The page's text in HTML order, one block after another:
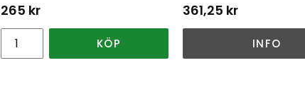
265 kr
KÖP
361,25 kr
INFO